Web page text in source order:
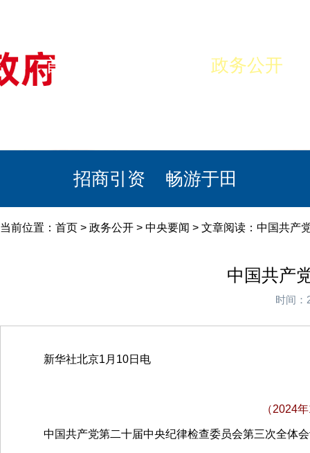
首页 政务公开
招商引资 畅游于田
当前位置： 首页 > 政务公开 > 中央要闻 > 文章阅读：中国共产
中国共产
时间：
新华社北京1月10日电
（2024
中国共产党第二十届中央纪律检查委员会第三次全体会